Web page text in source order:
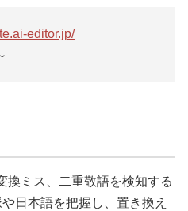
editor.jp/
換ミス、二重敬語を検知する
日本語を把握し、置き換え